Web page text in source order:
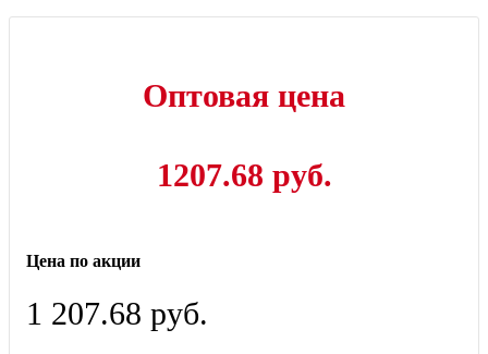
Оптовая цена
1207.68 руб.
Цена по акции
1 207.68 руб.